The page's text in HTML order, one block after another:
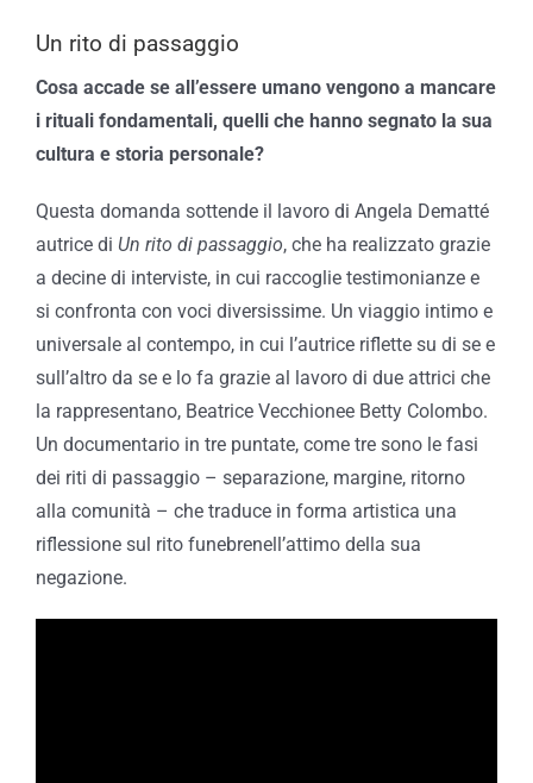
Un rito di passaggio
Cosa accade se all’essere umano vengono a mancare
i rituali fondamentali, quelli che hanno segnato la sua
cultura e storia personale?
Questa domanda sottende il lavoro di Angela Dematté
autrice di Un rito di passaggio, che ha realizzato grazie
a decine di interviste, in cui raccoglie testimonianze e
si confronta con voci diversissime. Un viaggio intimo e
universale al contempo, in cui l’autrice riflette su di se e
sull’altro da se e lo fa grazie al lavoro di due attrici che
la rappresentano, Beatrice Vecchionee Betty Colombo.
Un documentario in tre puntate, come tre sono le fasi
dei riti di passaggio – separazione, margine, ritorno
alla comunità – che traduce in forma artistica una
riflessione sul rito funebrenell’attimo della sua
negazione.